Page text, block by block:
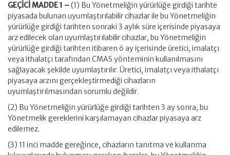
GEÇİCİ MADDE 1 –(1) Bu Yönetmeliğin yürürlüğe girdiği tarihte
piyasada bulunan uyumlaştırılabilir cihazlar ile bu Yönetmeliğin
yürürlüğe girdiği tarihten sonraki 3 aylık süre içerisinde piyasaya
arz edilecek olan uyumlaştırılabilir cihazlar, bu Yönetmeliğin
yürürlüğe girdiği tarihten itibaren 6 ay içerisinde üretici, imalatçı
veya ithalatçı tarafından CMAS yönteminin kullanılmasını
sağlayacak şekilde uyumlaştırılır. Üretici, imalatçı veya ithalatçı
piyasaya arzını gerçekleştirmediği cihazların
uyumlaştırılmasından sorumlu değildir.
(2) Bu Yönetmeliğin yürürlüğe girdiği tarihten 3 ay sonra, bu
Yönetmelik gereklerini karşılamayan cihazlar piyasaya arz
edilemez.
(3) 11 inci madde gereğince, cihazların tanıtma ve kullanma